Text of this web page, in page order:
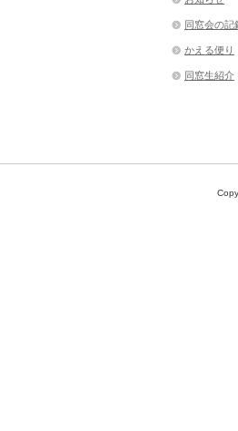
同窓会の記
かえる便り
同窓生紹介